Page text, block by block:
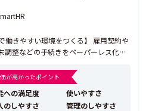
働きやすい環境をつくる】 雇用契約や
調整などの手続きをペーパーレス化
心地よく使える設計で、誰もが働きや
後押しします。また、業務を通じて蓄
ータを人的資本経営やタレントマネジ
が高かったポイント
への満足度
使いやすさ
のしやすさ
管理のしやすさ